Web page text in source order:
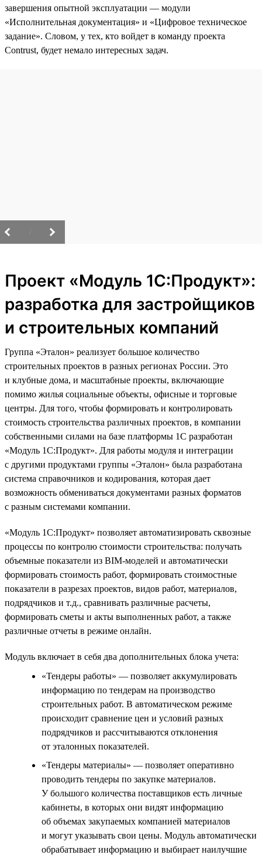
завершения опытной эксплуатации — модули
«Исполнительная документация» и «Цифровое техническое
задание». Словом, у тех, кто войдет в команду проекта
Contrust, будет немало интересных задач.
Проект «Модуль 1С:Продукт»:
разработка для застройщиков
и строительных компаний
Группа «Эталон» реализует большое количество
строительных проектов в разных регионах России. Это
и клубные дома, и масштабные проекты, включающие
помимо жилья социальные объекты, офисные и торговые
центры. Для того, чтобы формировать и контролировать
стоимость строительства различных проектов, в компании
собственными силами на базе платформы 1С разработан
«Модуль 1С:Продукт». Для работы модуля и интеграции
с другими продуктами группы «Эталон» была разработана
система справочников и кодирования, которая дает
возможность обмениваться документами разных форматов
с разным системами компании.
«Модуль 1С:Продукт» позволяет автоматизировать сквозные
процессы по контролю стоимости строительства: получать
объемные показатели из BIM-моделей и автоматически
формировать стоимость работ, формировать стоимостные
показатели в разрезах проектов, видов работ, материалов,
подрядчиков и т.д., сравнивать различные расчеты,
формировать сметы и акты выполненных работ, а также
различные отчеты в режиме онлайн.
Модуль включает в себя два дополнительных блока учета:
«Тендеры работы» — позволяет аккумулировать
информацию по тендерам на производство
строительных работ. В автоматическом режиме
происходит сравнение цен и условий разных
подрядчиков и рассчитываются отклонения
от эталонных показателей.
«Тендеры материалы» — позволяет оперативно
проводить тендеры по закупке материалов.
У большого количества поставщиков есть личные
кабинеты, в которых они видят информацию
об объемах закупаемых компанией материалов
и могут указывать свои цены. Модуль автоматически
обрабатывает информацию и выбирает наилучшие